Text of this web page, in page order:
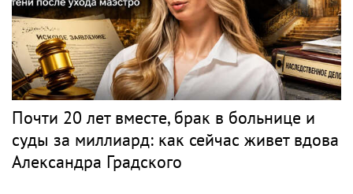
Почти 20 лет вместе, брак в больнице и
суды за миллиард: как сейчас живет вдова
Александра Градского